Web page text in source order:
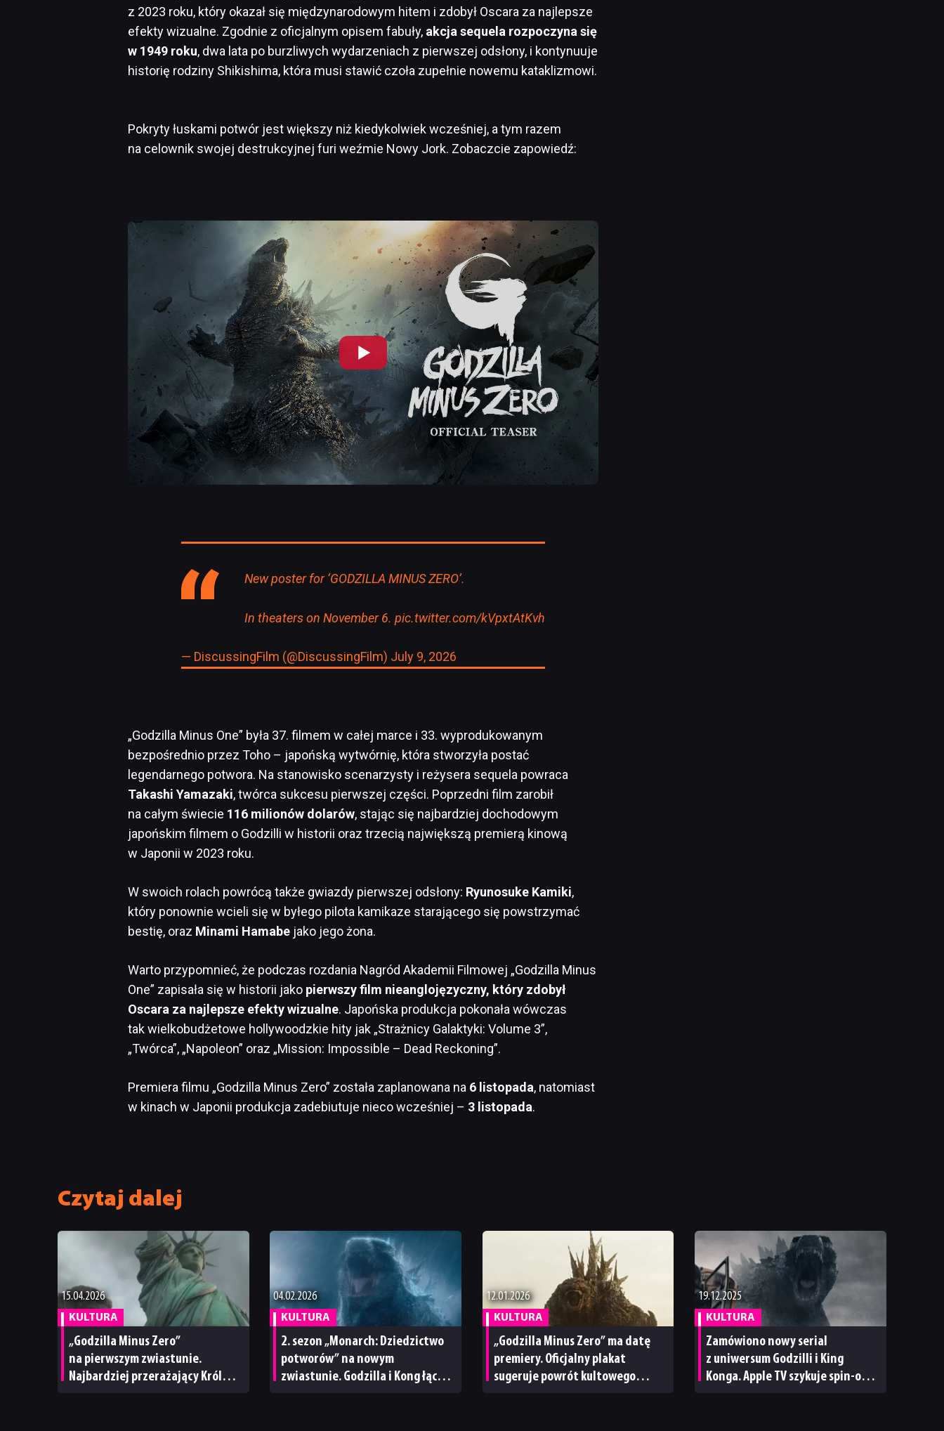
z 2023 roku, który okazał się międzynarodowym hitem i zdobył Oscara za najlepsze
efekty wizualne. Zgodnie z oficjalnym opisem fabuły, akcja sequela rozpoczyna się
w 1949 roku, dwa lata po burzliwych wydarzeniach z pierwszej odsłony, i kontynuuje
historię rodziny Shikishima, która musi stawić czoła zupełnie nowemu kataklizmowi.
Pokryty łuskami potwór jest większy niż kiedykolwiek wcześniej, a tym razem
na celownik swojej destrukcyjnej furi weźmie Nowy Jork. Zobaczcie zapowiedź:
New poster for ‘GODZILLA MINUS ZERO’.
In theaters on November 6. pic.twitter.com/kVpxtAtKvh
— DiscussingFilm (@DiscussingFilm) July 9, 2026
„Godzilla Minus One” była 37. filmem w całej marce i 33. wyprodukowanym
bezpośrednio przez Toho – japońską wytwórnię, która stworzyła postać
legendarnego potwora. Na stanowisko scenarzysty i reżysera sequela powraca
Takashi Yamazaki, twórca sukcesu pierwszej części. Poprzedni film zarobił
na całym świecie 116 milionów dolarów, stając się najbardziej dochodowym
japońskim filmem o Godzilli w historii oraz trzecią największą premierą kinową
w Japonii w 2023 roku.
W swoich rolach powrócą także gwiazdy pierwszej odsłony: Ryunosuke Kamiki,
który ponownie wcieli się w byłego pilota kamikaze starającego się powstrzymać
bestię, oraz Minami Hamabe jako jego żona.
Warto przypomnieć, że podczas rozdania Nagród Akademii Filmowej „Godzilla Minus
One” zapisała się w historii jako pierwszy film nieanglojęzyczny, który zdobył
Oscara za najlepsze efekty wizualne. Japońska produkcja pokonała wówczas
tak wielkobudżetowe hollywoodzkie hity jak „Strażnicy Galaktyki: Volume 3”,
„Twórca”, „Napoleon” oraz „Mission: Impossible – Dead Reckoning”.
Premiera filmu „Godzilla Minus Zero” została zaplanowana na 6 listopada, natomiast
w kinach w Japonii produkcja zadebiutuje nieco wcześniej – 3 listopada.
Czytaj dalej
15.04.2026
KULTURA
„Godzilla Minus Zero”
na pierwszym zwiastunie.
Najbardziej przerażający Król
04.02.2026
KULTURA
2. sezon „Monarch: Dziedzictwo
potworów” na nowym
zwiastunie. Godzilla i Kong łączą
12.01.2026
KULTURA
„Godzilla Minus Zero” ma datę
premiery. Oficjalny plakat
sugeruje powrót kultowego
19.12.2025
KULTURA
Zamówiono nowy serial
z uniwersum Godzilli i King
Konga. Apple TV szykuje spin-off